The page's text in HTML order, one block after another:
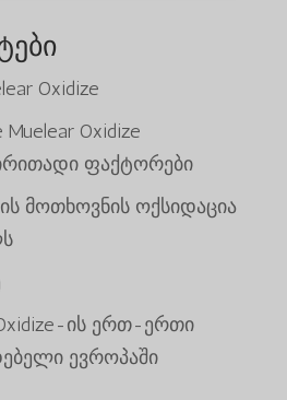
Oxidize
Oxidize
ფაქტორები
ის მოთხოვნის ოქსიდაცია
Oxidize-ის ერთ-ერთი
ევროპაში